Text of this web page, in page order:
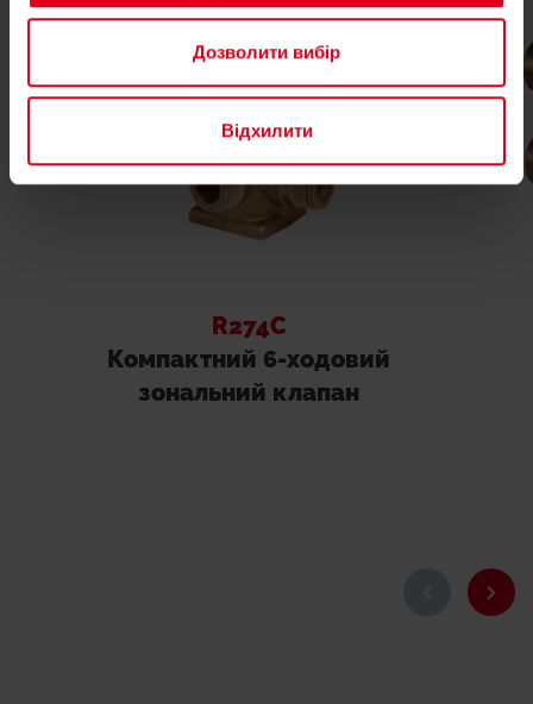
Дозволити вибір
Відхилити
R274C
Компактний 6-ходовий
зональний клапан